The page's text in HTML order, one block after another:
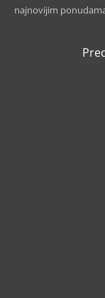
najnovijim